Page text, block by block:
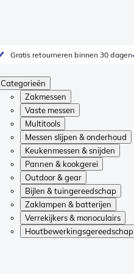
Gratis retourneren binnen 30 dagen
Categorieën
Zakmessen
Vaste messen
Multitools
Messen slijpen & onderhoud
Keukenmessen & snijden
Pannen & kookgerei
Outdoor & gear
Bijlen & tuingereedschap
Zaklampen & batterijen
Verrekijkers & monoculairs
Houtbewerkingsgereedschap